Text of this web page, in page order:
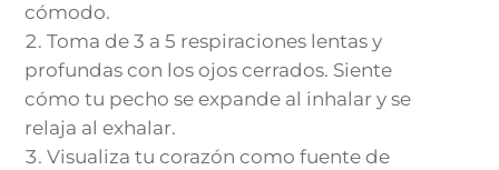
cómodo.
Toma de 3 a 5 respiraciones lentas y
profundas con los ojos cerrados. Siente
cómo tu pecho se expande al inhalar y se
relaja al exhalar.
Visualiza tu corazón como fuente de